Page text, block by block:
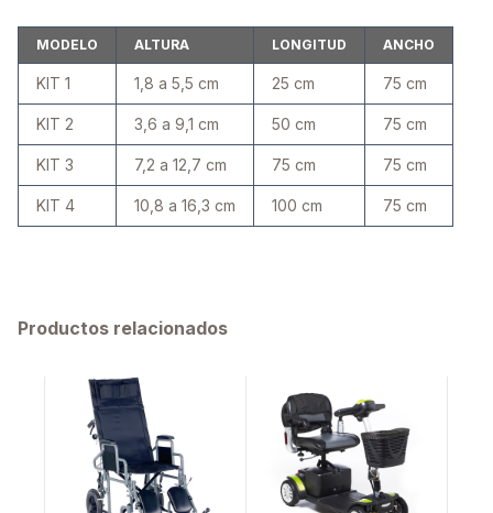
MODELO ALTURA LONGITUD ANCHO
KIT 1 1,8 a 5,5 cm 25 cm 75 cm
KIT 2 3,6 a 9,1 cm 50 cm 75 cm
KIT 3 7,2 a 12,7 cm 75 cm 75 cm
KIT 4 10,8 a 16,3 cm 100 cm 75 cm
Productos relacionados